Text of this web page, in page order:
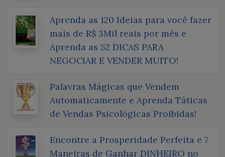
Aprenda as 120 Ideias para você fazer
mais de R$ 3Mil reais por mês e
Aprenda as 52 DICAS PARA
NEGOCIAR E VENDER MUITO!
Palavras Mágicas que Vendem
Automaticamente e Aprenda Táticas
de Vendas Psicológicas Proibidas!
Encontre a Prosperidade Perfeita e 7
Maneiras de Ganhar DINHEIRO no